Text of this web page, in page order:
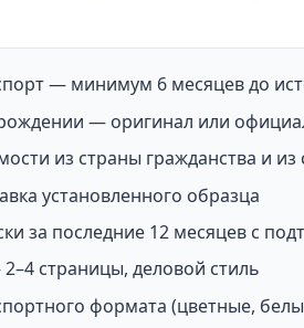
— минимум 6 месяцев до
— оригинал или
из страны гражданства и
установленного образца
за последние 12 месяцев с
страницы, деловой стиль
формата (цветные,